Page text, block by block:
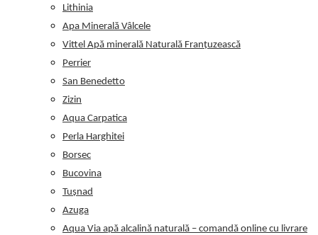
Lithinia
Apa Minerală Vâlcele
Vittel Apă minerală Naturală Franțuzească
Perrier
San Benedetto
Zizin
Aqua Carpatica
Perla Harghitei
Borsec
Bucovina
Tușnad
Azuga
Aqua Via apă alcalină naturală – comandă online cu livrare